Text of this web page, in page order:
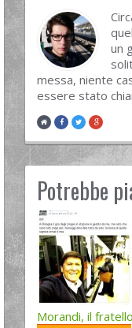
un
messa, niente
essere stato
Potrebbe
Morandi, il